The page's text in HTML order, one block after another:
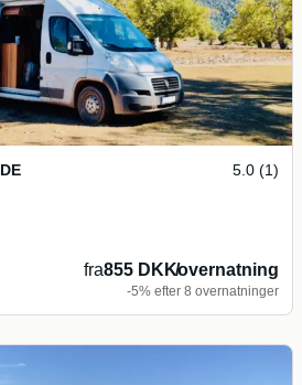
DE 5.0 (1)
fra855 DKK/overnatning
-5% efter 8 overnatninger